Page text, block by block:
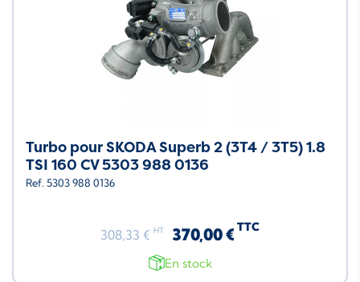
Turbo pour SKODA Superb 2 (3T4 / 3T5) 1.8
TSI 160 CV 5303 988 0136
Ref. 5303 988 0136
308,33 € HT 370,00 € TTC
En stock